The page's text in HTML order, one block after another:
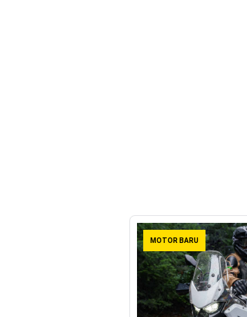
MOTOR BARU